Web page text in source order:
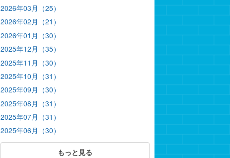
2026年03月（25）
2026年02月（21）
2026年01月（30）
2025年12月（35）
2025年11月（30）
2025年10月（31）
2025年09月（30）
2025年08月（31）
2025年07月（31）
2025年06月（30）
もっと見る